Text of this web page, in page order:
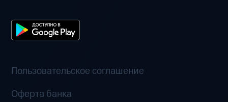
Пользовательское соглашение
Оферта банка